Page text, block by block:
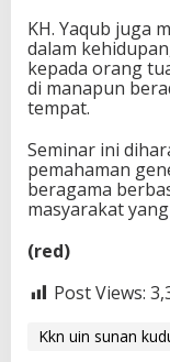
KH. Yaqub juga
dalam
kepada orang
di manapun
tempat.
Seminar ini
pemahaman
beragama
masyarakat
(red)
Post Views:
Kkn uin sunan